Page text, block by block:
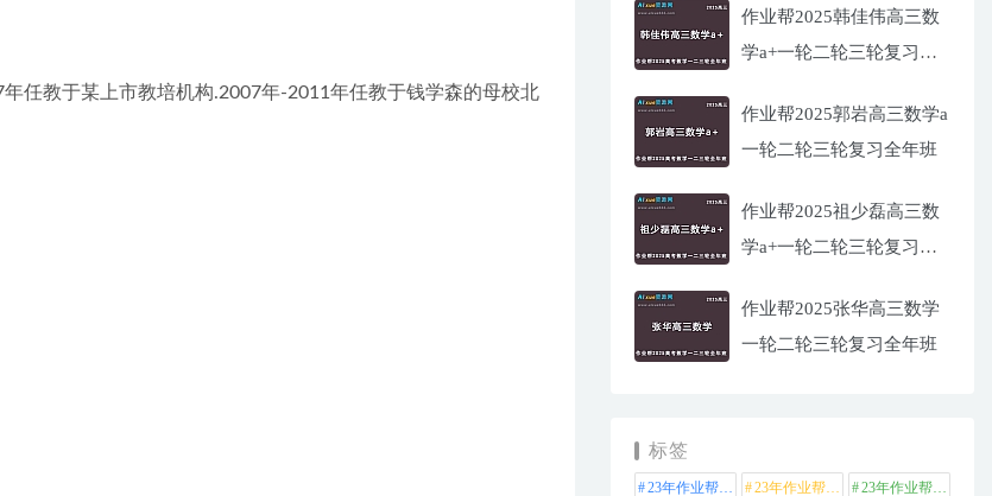
任教于某上市教培机构.2007年-2011年任教于钱学森的母校北
作业帮2025韩佳伟高三数
学a+一轮二轮三轮复习全
作业帮2025郭岩高三数学a
一轮二轮三轮复习全年班
作业帮2025祖少磊高三数
学a+一轮二轮三轮复习全
作业帮2025张华高三数学
一轮二轮三轮复习全年班
标签
23年作业帮高中化学 23年作业帮高中数学 23年作业帮高中物理